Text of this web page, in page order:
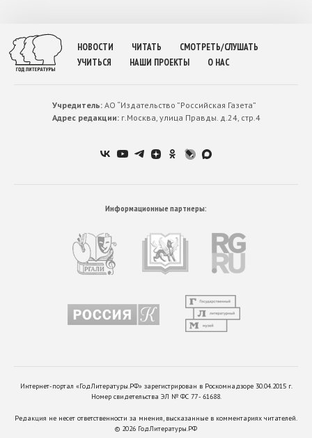
НОВОСТИ ЧИТАТЬ
СМОТРЕТЬ/СЛУШАТЬ
УЧИТЬСЯ
НАШИ ПРОЕКТЫ О НАС
Учредитель:АО “Издательство ”Российская Газета”
Адрес редакции:г.Москва, улица Правды. д.24, стр.4
Информационные партнеры:
Интернет-портал «ГодЛитературы.РФ» зарегистрирован в Роскомнадзоре 30.04.2015 г.
Номер свидетельства ЭЛ № ФС 77 - 61688.
Редакция не несет ответственности за мнения, высказанные в комментариях читателей.
© 2026 ГодЛитературы.РФ